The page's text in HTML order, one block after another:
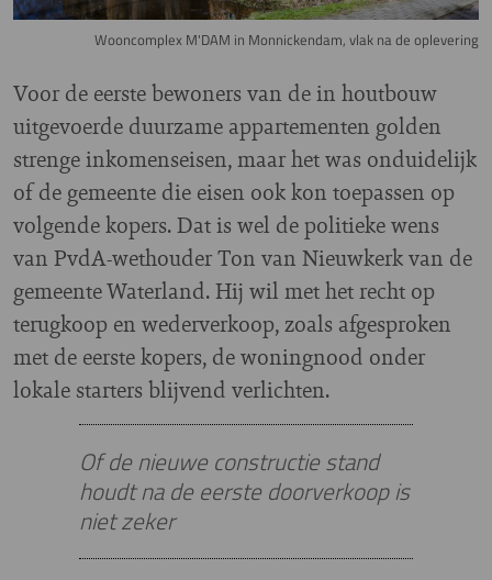
Wooncomplex M'DAM in Monnickendam, vlak na de oplevering
Voor de eerste bewoners van de in houtbouw
uitgevoerde duurzame appartementen golden
strenge inkomenseisen, maar het was onduidelijk
of de gemeente die eisen ook kon toepassen op
volgende kopers. Dat is wel de politieke wens
van PvdA-wethouder Ton van Nieuwkerk van de
gemeente Waterland. Hij wil met het recht op
terugkoop en wederverkoop, zoals afgesproken
met de eerste kopers, de woningnood onder
lokale starters blijvend verlichten.
Of de nieuwe constructie stand
houdt na de eerste doorverkoop is
niet zeker